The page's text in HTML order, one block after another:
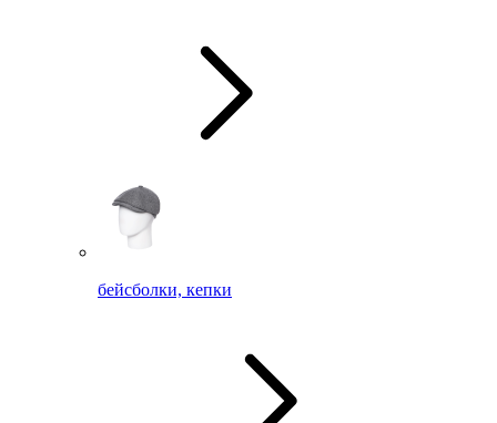
бейсболки, кепки